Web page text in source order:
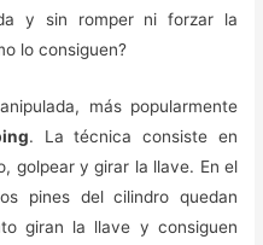
y sin romper ni forzar la
lo consiguen?
más popularmente
. La técnica consiste en
golpear y girar la llave. En el
pines del cilindro quedan
giran la llave y consiguen